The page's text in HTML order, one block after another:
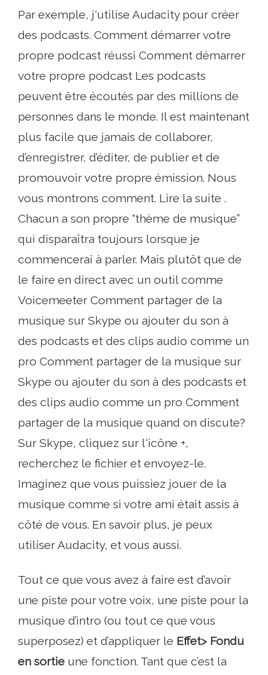
Par exemple, j'utilise Audacity pour créer
des podcasts. Comment démarrer votre
propre podcast réussi Comment démarrer
votre propre podcast Les podcasts
peuvent être écoutés par des millions de
personnes dans le monde. Il est maintenant
plus facile que jamais de collaborer,
d’enregistrer, d’éditer, de publier et de
promouvoir votre propre émission. Nous
vous montrons comment. Lire la suite .
Chacun a son propre “thème de musique”
qui disparaîtra toujours lorsque je
commencerai à parler. Mais plutôt que de
le faire en direct avec un outil comme
Voicemeeter Comment partager de la
musique sur Skype ou ajouter du son à
des podcasts et des clips audio comme un
pro Comment partager de la musique sur
Skype ou ajouter du son à des podcasts et
des clips audio comme un pro Comment
partager de la musique quand on discute?
Sur Skype, cliquez sur l'icône +,
recherchez le fichier et envoyez-le.
Imaginez que vous puissiez jouer de la
musique comme si votre ami était assis à
côté de vous. En savoir plus, je peux
utiliser Audacity, et vous aussi.
Tout ce que vous avez à faire est d’avoir
une piste pour votre voix, une piste pour la
musique d’intro (ou tout ce que vous
superposez) et d’appliquer le Effet> Fondu
en sortie une fonction. Tant que c’est la